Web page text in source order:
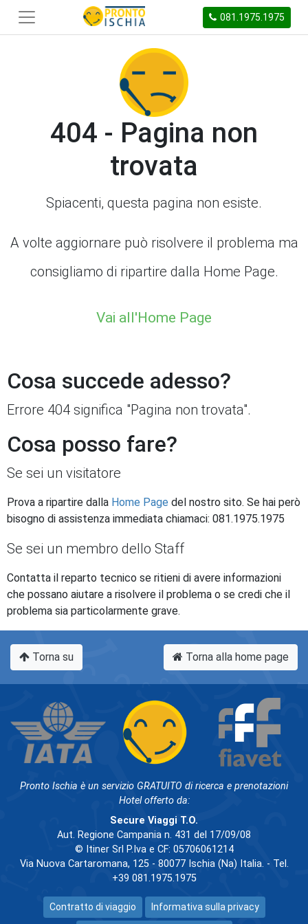
081.1975.1975
404 - Pagina non
trovata
Spiacenti, questa pagina non esiste.
A volte aggiornare può risolvere il problema ma
consigliamo di ripartire dalla Home Page.
Vai all'Home Page
Cosa succede adesso?
Errore 404 significa "Pagina non trovata".
Cosa posso fare?
Se sei un visitatore
Prova a ripartire dalla Home Page del nostro sito. Se hai però
bisogno di assistenza immediata chiamaci: 081.1975.1975
Se sei un membro dello Staff
Contatta il reparto tecnico se ritieni di avere informazioni
che possano aiutare a risolvere il problema o se credi che il
problema sia particolarmente grave.
Torna su Torna alla home page
Pronto Ischia è un servizio GRATUITO di ricerca e prenotazioni
Hotel offerto da:
Secure Viaggi T.O.
Aut. Regione Campania n. 431 del 17/09/08
© Itiner Srl P.Iva e CF: 05706061214
Via Nuova Cartaromana, 125 - 80077 Ischia (Na) Italia. - Tel.
+39 081.1975.1975
Contratto di viaggio Informativa sulla privacy